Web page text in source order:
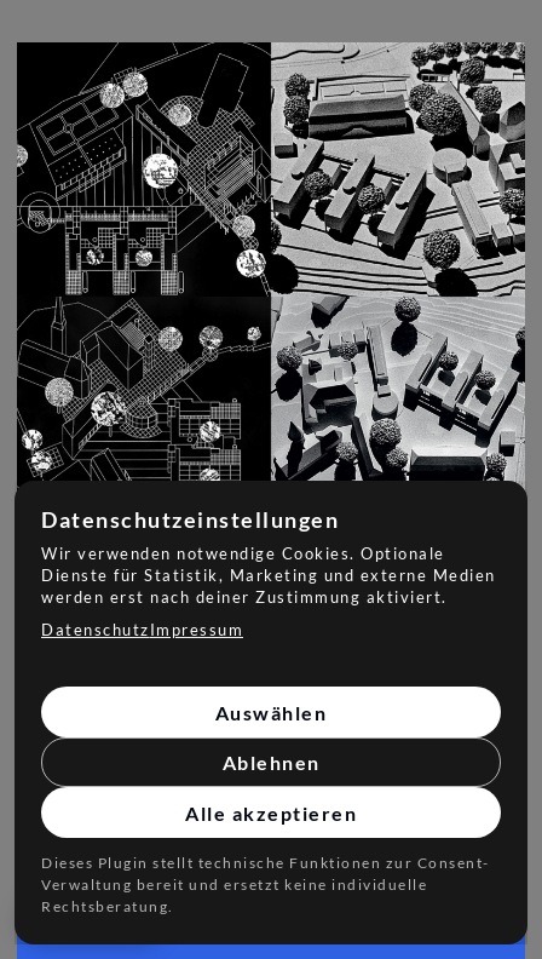
Datenschutzeinstellungen
Wir verwenden notwendige Cookies. Optionale
Dienste für Statistik, Marketing und externe Medien
werden erst nach deiner Zustimmung aktiviert.
DatenschutzImpressum
Auswählen
Ablehnen
Alle akzeptieren
Dieses Plugin stellt technische Funktionen zur Consent-
Verwaltung bereit und ersetzt keine individuelle
Rechtsberatung.
Datenschutz